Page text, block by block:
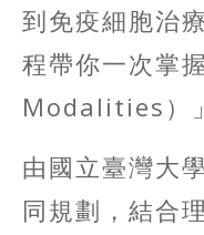
到免疫細胞治
程帶你一次掌
Modalities）
由國立臺灣大
同規劃，結合